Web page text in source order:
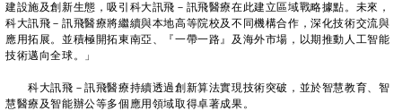
建設施及創新生態，吸引科大訊飛－訊飛醫療在此建立區域戰略據點。未來，
科大訊飛－訊飛醫療將繼續與本地高等院校及不同機構合作，深化技術交流與
應用拓展。並積極開拓東南亞、『一帶一路』及海外市場，以期推動人工智能
技術邁向全球。」
科大訊飛－訊飛醫療持續透過創新算法實現技術突破，並於智慧教育、智
慧醫療及智能辦公等多個應用領域取得卓著成果。